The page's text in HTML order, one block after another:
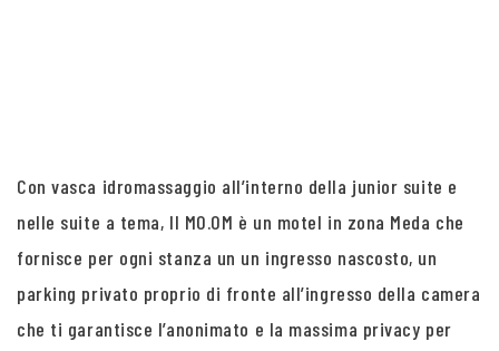
Con vasca idromassaggio all’interno della junior suite e
nelle suite a tema, Il MO.OM è un motel in zona Meda che
fornisce per ogni stanza un un ingresso nascosto, un
parking privato proprio di fronte all’ingresso della camera
che ti garantisce l’anonimato e la massima privacy per